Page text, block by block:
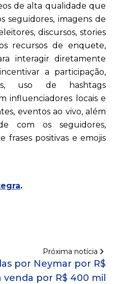
de alta qualidade que
seguidores, imagens de
discursos, stories
recursos de enquete,
interagir diretamente
a participação,
uso de hashtags
influenciadores locais e
eventos ao vivo, além
com os seguidores,
frases positivas e emojis
.
Próxima notícia
por Neymar por R$
por R$ 400 mil